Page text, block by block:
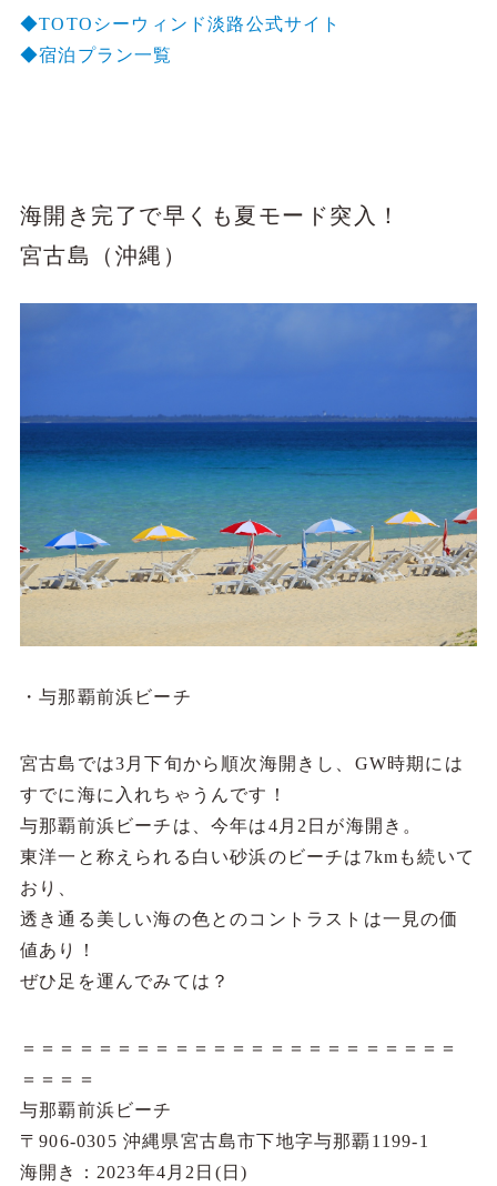
◆TOTOシーウィンド淡路公式サイト
◆宿泊プラン一覧
海開き完了で早くも夏モード突入！
宮古島（沖縄）
・与那覇前浜ビーチ
宮古島では3月下旬から順次海開きし、GW時期には
すでに海に入れちゃうんです！
与那覇前浜ビーチは、今年は4月2日が海開き。
東洋一と称えられる白い砂浜のビーチは7kmも続いて
おり、
透き通る美しい海の色とのコントラストは一見の価
値あり！
ぜひ足を運んでみては？
＝＝＝＝＝＝＝＝＝＝＝＝＝＝＝＝＝＝＝＝＝＝＝
＝＝＝＝
与那覇前浜ビーチ
〒906-0305 沖縄県宮古島市下地字与那覇1199-1
海開き：2023年4月2日(日)